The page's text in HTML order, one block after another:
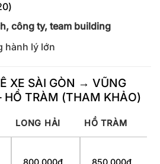
công ty, team building
hành lý lớn
XE SÀI GÒN → VŨNG
HỒ TRÀM (THAM KHẢO)
LONG HẢI HỒ TRÀM
800.000đ 850.000đ